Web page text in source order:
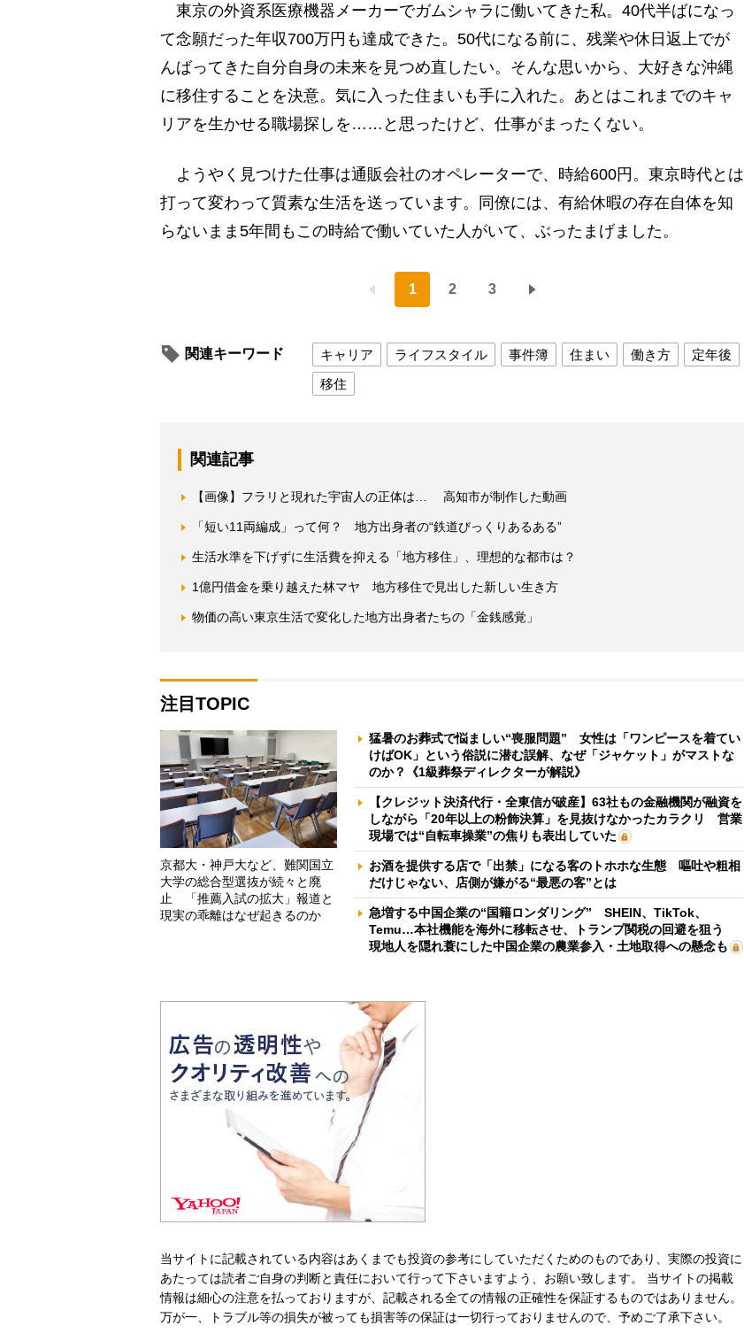
東京の外資系医療機器メーカーでガムシャラに働いてきた私。40代半ばになっ
て念願だった年収700万円も達成できた。50代になる前に、残業や休日返上でが
んばってきた自分自身の未来を見つめ直したい。そんな思いから、大好きな沖縄
に移住することを決意。気に入った住まいも手に入れた。あとはこれまでのキャ
リアを生かせる職場探しを……と思ったけど、仕事がまったくない。
ようやく見つけた仕事は通販会社のオペレーターで、時給600円。東京時代とは
打って変わって質素な生活を送っています。同僚には、有給休暇の存在自体を知
らないまま5年間もこの時給で働いていた人がいて、ぶったまげました。
1 2 3
関連キーワード キャリア ライフスタイル 事件簿 住まい 働き方
定年後
移住
関連記事
【画像】フラリと現れた宇宙人の正体は… 高知市が制作した動画
「短い11両編成」って何？ 地方出身者の“鉄道びっくりあるある”
生活水準を下げずに生活費を抑える「地方移住」、理想的な都市は？
1億円借金を乗り越えた林マヤ 地方移住で見出した新しい生き方
物価の高い東京生活で変化した地方出身者たちの「金銭感覚」
注目TOPIC
京都大・神戸大など、難関国立
大学の総合型選抜が続々と廃
止 「推薦入試の拡大」報道と
現実の乖離はなぜ起きるのか
猛暑のお葬式で悩ましい“喪服問題” 女性は「ワンピースを着てい
けばOK」という俗説に潜む誤解、なぜ「ジャケット」がマストな
のか？《1級葬祭ディレクターが解説》
【クレジット決済代行・全東信が破産】63社もの金融機関が融資を
しながら「20年以上の粉飾決算」を見抜けなかったカラクリ 営業
現場では“自転車操業”の焦りも表出していた
お酒を提供する店で「出禁」になる客のトホホな生態 嘔吐や粗相
だけじゃない、店側が嫌がる“最悪の客”とは
急増する中国企業の“国籍ロンダリング” SHEIN、TikTok、
Temu…本社機能を海外に移転させ、トランプ関税の回避を狙う
現地人を隠れ蓑にした中国企業の農業参入・土地取得への懸念も
当サイトに記載されている内容はあくまでも投資の参考にしていただくためのものであり、実際の投資に
あたっては読者ご自身の判断と責任において行って下さいますよう、お願い致します。 当サイトの掲載
情報は細心の注意を払っておりますが、記載される全ての情報の正確性を保証するものではありません。
万が一、トラブル等の損失が被っても損害等の保証は一切行っておりませんので、予めご了承下さい。